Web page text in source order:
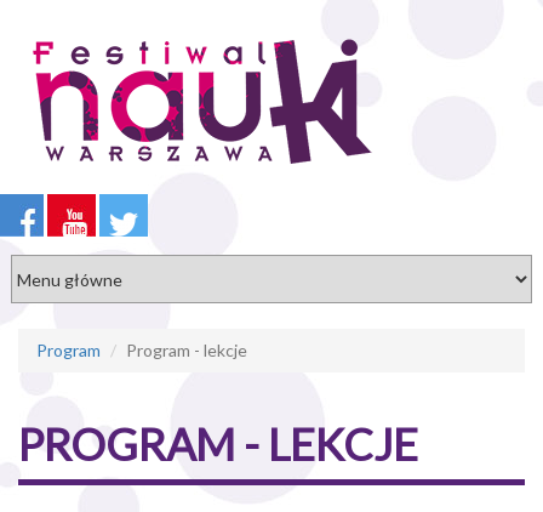
treści
Program Program - lekcje
PROGRAM - LEKCJE